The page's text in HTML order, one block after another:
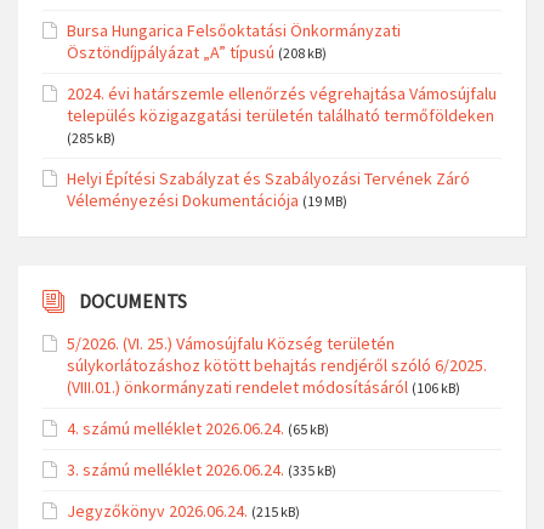
Bursa Hungarica Felsőoktatási Önkormányzati
Ösztöndíjpályázat „A” típusú (208 kB)
2024. évi határszemle ellenőrzés végrehajtása Vámosújfalu
település közigazgatási területén található termőföldeken
(285 kB)
Helyi Építési Szabályzat és Szabályozási Tervének Záró
Véleményezési Dokumentációja (19 MB)
DOCUMENTS
5/2026. (VI. 25.) Vámosújfalu Község területén
súlykorlátozáshoz kötött behajtás rendjéről szóló 6/2025.
(VIII.01.) önkormányzati rendelet módosításáról (106 kB)
4. számú melléklet 2026.06.24. (65 kB)
3. számú melléklet 2026.06.24. (335 kB)
Jegyzőkönyv 2026.06.24. (215 kB)